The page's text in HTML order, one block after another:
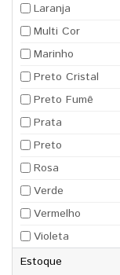
Laranja
Multi Cor
Marinho
Preto Cristal
Preto Fumê
Prata
Preto
Rosa
Verde
Vermelho
Violeta
Estoque